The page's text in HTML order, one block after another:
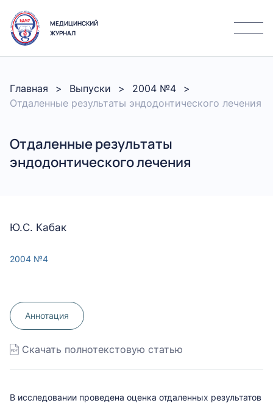
МЕДИЦИНСКИЙ
ЖУРНАЛ
Главная Выпуски
2004 №4
Отдаленные результаты эндодонтического лечения
Отдаленные результаты
эндодонтического лечения
Ю.С. Кабак
2004 №4
Аннотация
Скачать полнотекстовую статью
В исследовании проведена оценка отдаленных результатов